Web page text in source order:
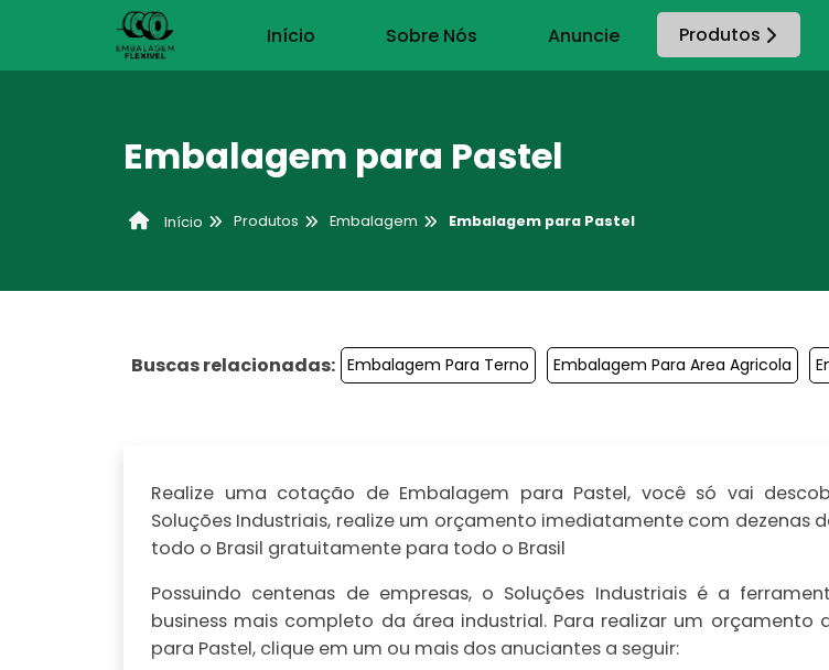
Início Sobre Nós Anuncie Produtos
Embalagem para Pastel
Início Produtos Embalagem Embalagem para Pastel
Buscas relacionadas: Embalagem Para Terno Embalagem Para Area Agricola
Realize uma cotação de Embalagem para Pastel, você só vai
Soluções Industriais, realize um orçamento imediatamente com dezenas
todo o Brasil gratuitamente para todo o Brasil
Possuindo centenas de empresas, o Soluções Industriais é a
business mais completo da área industrial. Para realizar um orçamento
para Pastel, clique em um ou mais dos anuciantes a seguir: